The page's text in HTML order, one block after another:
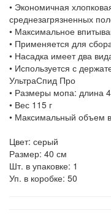
• Экономичная
среднезагрязненных
• Максимальное
• Применяется для
• Насадка имеет два
• Используется с
УльтраСпид Про
• Размеры мопа: длина
• Вес 115 г
• Максимальный объем
Цвет: серый
Размер: 40 см
Шт. в упаковке: 1
Уп. в коробке: 50